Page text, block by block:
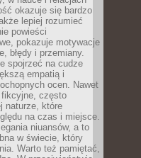
okazuje się bardzo
lepiej rozumieć
powieści
pokazuje motywacje
błędy i przemiany.
spojrzeć na cudze
empatią i
ocen. Nawet
często
naturze, które
na czas i miejsce.
niuansów, a to
w świecie, który
Warto też pamiętać,